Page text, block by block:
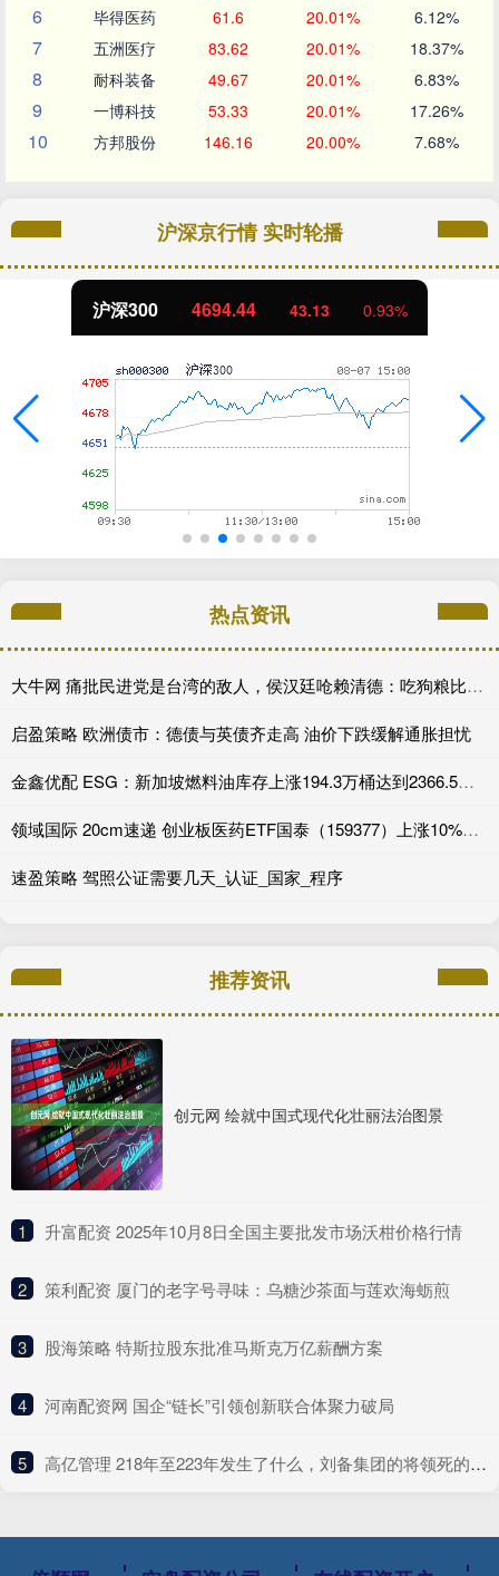
6 毕得医药 61.6 20.01% 6.12%
7 五洲医疗 83.62 20.01% 18.37%
8 耐科装备 49.67 20.01% 6.83%
9 一博科技 53.33 20.01% 17.26%
10 方邦股份 146.16 20.00% 7.68%
沪深京行情 实时轮播
沪深300 4694.44 43.13 0.93%
热点资讯
大牛网 痛批民进党是台湾的敌人，侯汉廷呛赖清德：吃狗粮比关心食安还快
启盈策略 欧洲债市：德债与英债齐走高 油价下跌缓解通胀担忧
金鑫优配 ESG：新加坡燃料油库存上涨194.3万桶达到2366.5万桶
领域国际 20cm速递 创业板医药ETF国泰（159377）上涨10%，创新药械景气度获市场关注_行业_相关_投资
速盈策略 驾照公证需要几天_认证_国家_程序
推荐资讯
创元网 绘就中国式现代化壮丽法治图景
1 ​升富配资 2025年10月8日全国主要批发市场沃柑价格行情
2 ​策利配资 厦门的老字号寻味：乌糖沙茶面与莲欢海蛎煎
3 ​股海策略 特斯拉股东批准马斯克万亿薪酬方案
4 ​河南配资网 国企“链长”引领创新联合体聚力破局
5 ​高亿管理 218年至223年发生了什么，刘备集团的将领死的死降的降？